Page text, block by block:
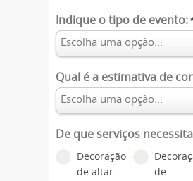
Indique o tipo de evento:
Qual é a estimativa de
De que serviços
Decoração
de altar
de